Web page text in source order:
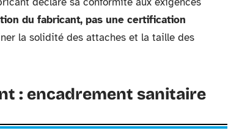
du fabricant, pas une certification
la solidité des attaches et la taille des
: encadrement sanitaire